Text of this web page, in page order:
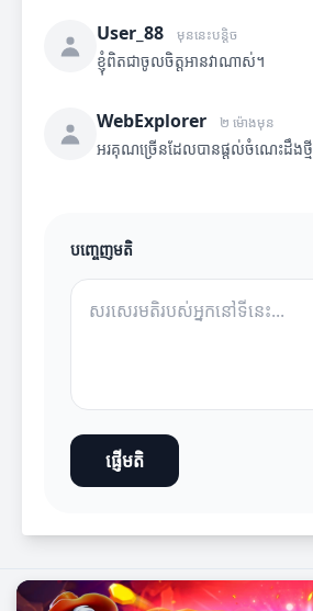
User_88 មុននេះបន្តិច
ខ្ញុំពិតជាចូលចិត្តអានវាណាស់។
WebExplorer ២ ម៉ោងមុន
អរគុណច្រើនដែលបានផ្តល់ចំណេះដឹងថ្
បញ្ចេញមតិ
ផ្ញើមតិ